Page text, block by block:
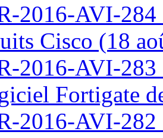
2016-AVI-
Cisco (18
2016-AVI-
Fortigate
2016-AVI-